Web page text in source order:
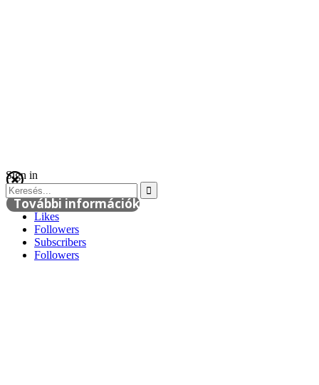
További információk
Sign in
Likes
Followers
Subscribers
Followers